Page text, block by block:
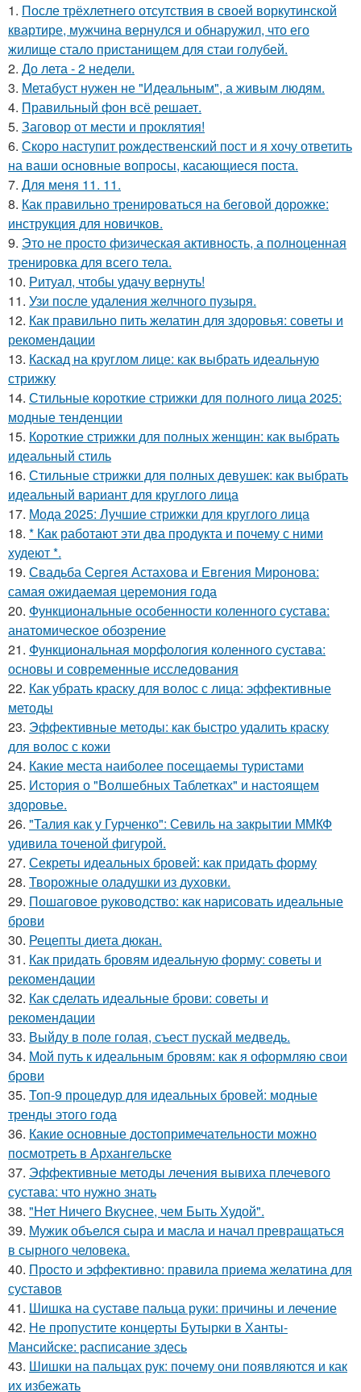
1. После трёхлетнего отсутствия в своей воркутинской
квартире, мужчина вернулся и обнаружил, что его
жилище стало пристанищем для стаи голубей.
2. До лета - 2 недели.
3. Метабуст нужен не "Идеальным", а живым людям.
4. Правильный фон всё решает.
5. Заговор от мести и проклятия!
6. Скоро наступит рождественский пост и я хочу ответить
на ваши основные вопросы, касающиеся поста.
7. Для меня 11. 11.
8. Как правильно тренироваться на беговой дорожке:
инструкция для новичков.
9. Это не просто физическая активность, а полноценная
тренировка для всего тела.
10. Ритуал, чтобы удачу вернуть!
11. Узи после удаления желчного пузыря.
12. Как правильно пить желатин для здоровья: советы и
рекомендации
13. Каскад на круглом лице: как выбрать идеальную
стрижку
14. Стильные короткие стрижки для полного лица 2025:
модные тенденции
15. Короткие стрижки для полных женщин: как выбрать
идеальный стиль
16. Стильные стрижки для полных девушек: как выбрать
идеальный вариант для круглого лица
17. Мода 2025: Лучшие стрижки для круглого лица
18. * Как работают эти два продукта и почему с ними
худеют *.
19. Свадьба Сергея Астахова и Евгения Миронова:
самая ожидаемая церемония года
20. Функциональные особенности коленного сустава:
анатомическое обозрение
21. Функциональная морфология коленного сустава:
основы и современные исследования
22. Как убрать краску для волос с лица: эффективные
методы
23. Эффективные методы: как быстро удалить краску
для волос с кожи
24. Какие места наиболее посещаемы туристами
25. История о "Волшебных Таблетках" и настоящем
здоровье.
26. "Талия как у Гурченко": Севиль на закрытии ММКФ
удивила точеной фигурой.
27. Секреты идеальных бровей: как придать форму
28. Творожные оладушки из духовки.
29. Пошаговое руководство: как нарисовать идеальные
брови
30. Рецепты диета дюкан.
31. Как придать бровям идеальную форму: советы и
рекомендации
32. Как сделать идеальные брови: советы и
рекомендации
33. Выйду в поле голая, съест пускай медведь.
34. Мой путь к идеальным бровям: как я оформляю свои
брови
35. Топ-9 процедур для идеальных бровей: модные
тренды этого года
36. Какие основные достопримечательности можно
посмотреть в Архангельске
37. Эффективные методы лечения вывиха плечевого
сустава: что нужно знать
38. "Нет Ничего Вкуснее, чем Быть Худой".
39. Мужик объелся сыра и масла и начал превращаться
в сырного человека.
40. Просто и эффективно: правила приема желатина для
суставов
41. Шишка на суставе пальца руки: причины и лечение
42. Не пропустите концерты Бутырки в Ханты-
Мансийске: расписание здесь
43. Шишки на пальцах рук: почему они появляются и как
их избежать